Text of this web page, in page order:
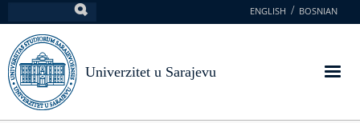
na
glavni
sadržaj
ENGLISH BOSNIAN
Univerzitet u Sarajevu